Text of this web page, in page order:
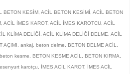
BETON KESİM ACİL BETON KESİMİ ACİL BETON
ACİL İMES KAROT, ACİL İMES KAROTCU ACİL
KLİMA DELİĞİ ACİL KLİMA DELİĞİ DELME ACİL
AÇIMI ankaj beton delme BETON DELME ACİL
beton kesme BETON KESME ACİL BETON KIRMA
karotçu İMES ACİL KAROT, İMES ACİL